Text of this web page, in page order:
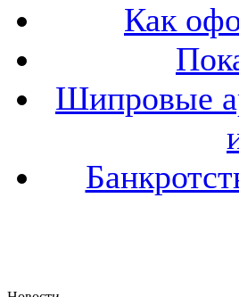
Как
Шипровые